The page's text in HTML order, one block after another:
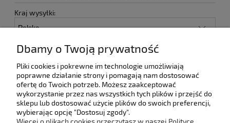
Kraj wysyłki:
Kurier DPD
Odbiór osobisty(- Odbiór w siedzibie firmy) 0,00 zł
Pomoc
Dbamy o Twoją prywatność
Pliki cookies i pokrewne im technologie umożliwiają
poprawne działanie strony i pomagają nam dostosować
ofertę do Twoich potrzeb. Możesz zaakceptować
wykorzystanie przez nas wszystkich tych plików i przejść do
sklepu lub dostosować użycie plików do swoich preferencji,
wybierając opcję "Dostosuj zgody".
Więcej o plikach cookies przeczytasz w naszej Polityce